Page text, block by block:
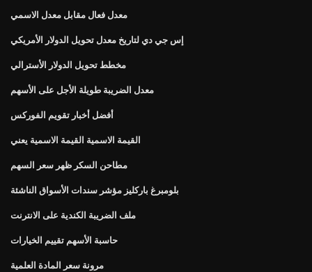
معدل فعال مقابل معدل الاسمي
إس جي دي لتاريخ معدل تحويل الدولار الأمريكي
مخطط تحويل الدولار الأسترالي
معدل الضريبة طويلة الأجل على الأسهم
أفضل أخبار تقويم الفوركس
القيمة الاسمية القيمة الاسمية يعني
مطاحن السكر ظهر سعر السهم
بلومبرغ باركليز مؤشر سندات الأسواق الناشئة
ملف الضريبة الكندية على الانترنت
حاسبة الأسهم تقييم الخيارات
مرونة سعر المادة العلمية